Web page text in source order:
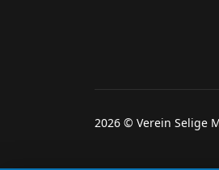
2026 © Verein Selige